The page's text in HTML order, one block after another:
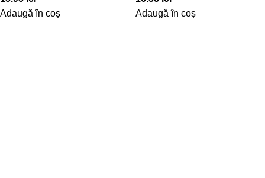
Adaugă în coș
Adaugă în coș